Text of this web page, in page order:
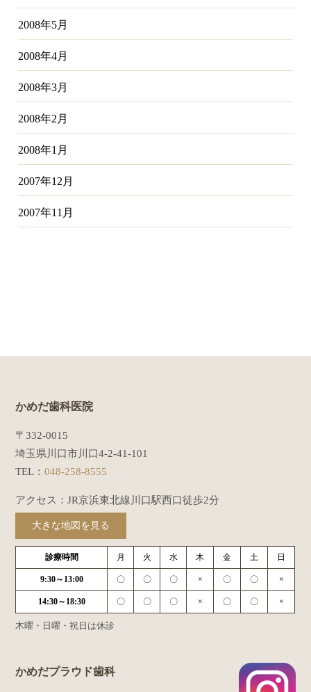
2008年5月
2008年4月
2008年3月
2008年2月
2008年1月
2007年12月
2007年11月
かめだ歯科医院
〒332-0015
埼玉県川口市川口4-2-41-101
TEL：048-258-8555
アクセス：JR京浜東北線川口駅西口徒歩2分
大きな地図を見る
診療時間 月 火 水 木 金 土 日
9:30～13:00 〇 〇 〇 × 〇 〇 ×
14:30～18:30 〇 〇 〇 × 〇 〇 ×
木曜・日曜・祝日は休診
かめだプラウド歯科